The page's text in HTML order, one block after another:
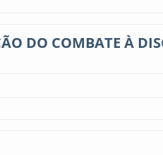
DO COMBATE À